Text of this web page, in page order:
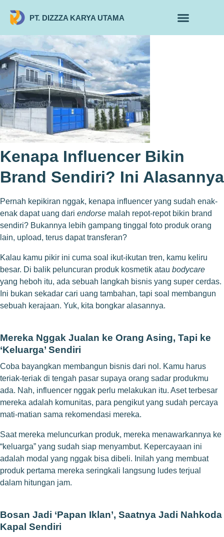
PT. DIZZZA KARYA UTAMA
Kenapa Influencer Bikin
Brand Sendiri? Ini Alasannya
Pernah kepikiran nggak, kenapa influencer yang sudah enak-
enak dapat uang dari endorse malah repot-repot bikin brand
sendiri? Bukannya lebih gampang tinggal foto produk orang
lain, upload, terus dapat transferan?
Kalau kamu pikir ini cuma soal ikut-ikutan tren, kamu keliru
besar. Di balik peluncuran produk kosmetik atau bodycare
yang heboh itu, ada sebuah langkah bisnis yang super cerdas.
Ini bukan sekadar cari uang tambahan, tapi soal membangun
sebuah kerajaan. Yuk, kita bongkar alasannya.
Mereka Nggak Jualan ke Orang Asing, Tapi ke
‘Keluarga’ Sendiri
Coba bayangkan membangun bisnis dari nol. Kamu harus
teriak-teriak di tengah pasar supaya orang sadar produkmu
ada. Nah, influencer nggak perlu melakukan itu. Aset terbesar
mereka adalah komunitas, para pengikut yang sudah percaya
mati-matian sama rekomendasi mereka.
Saat mereka meluncurkan produk, mereka menawarkannya ke
“keluarga” yang sudah siap menyambut. Kepercayaan ini
adalah modal yang nggak bisa dibeli. Inilah yang membuat
produk pertama mereka seringkali langsung ludes terjual
dalam hitungan jam.
Bosan Jadi ‘Papan Iklan’, Saatnya Jadi Nahkoda
Kapal Sendiri